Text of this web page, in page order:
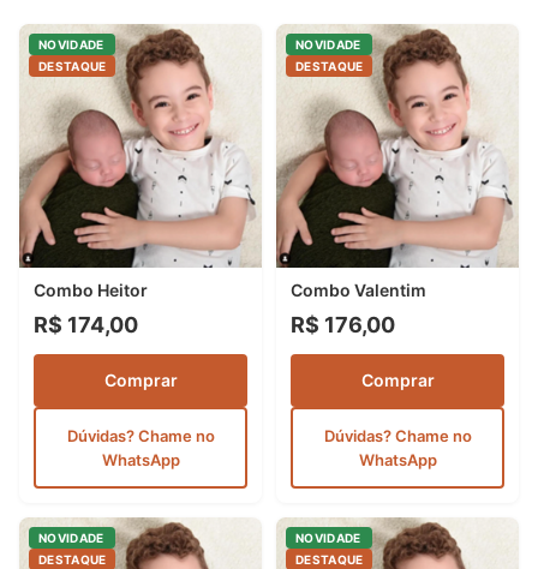
NOVIDADE
DESTAQUE
Combo Heitor
R$ 174,00
Comprar
Dúvidas? Chame no
WhatsApp
NOVIDADE
DESTAQUE
Combo Valentim
R$ 176,00
Comprar
Dúvidas? Chame no
WhatsApp
NOVIDADE
DESTAQUE
NOVIDADE
DESTAQUE